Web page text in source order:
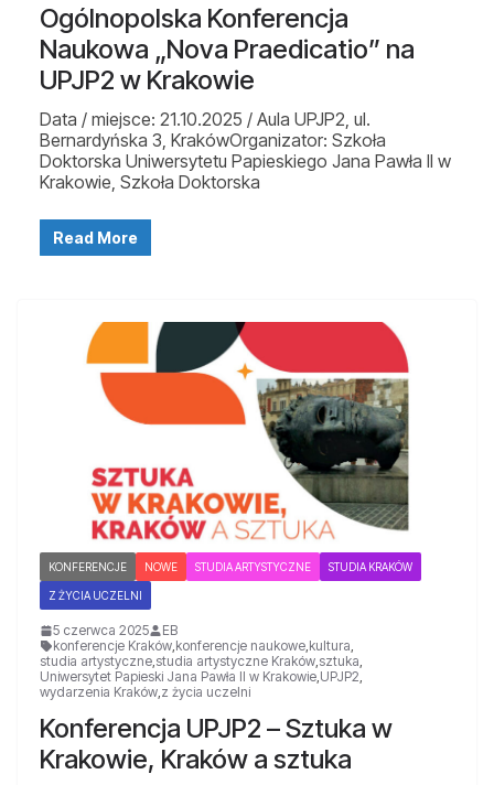
Ogólnopolska Konferencja
Naukowa „Nova Praedicatio” na
UPJP2 w Krakowie
Data / miejsce: 21.10.2025 / Aula UPJP2, ul.
Bernardyńska 3, KrakówOrganizator: Szkoła
Doktorska Uniwersytetu Papieskiego Jana Pawła II w
Krakowie, Szkoła Doktorska
Read More
KONFERENCJE NOWE STUDIA ARTYSTYCZNE STUDIA KRAKÓW
Z ŻYCIA UCZELNI
5 czerwca 2025
EB
konferencje Kraków konferencje naukowe kultura
studia artystyczne studia artystyczne Kraków sztuka
Uniwersytet Papieski Jana Pawła II w Krakowie UPJP2
wydarzenia Kraków z życia uczelni
Konferencja UPJP2 – Sztuka w
Krakowie, Kraków a sztuka